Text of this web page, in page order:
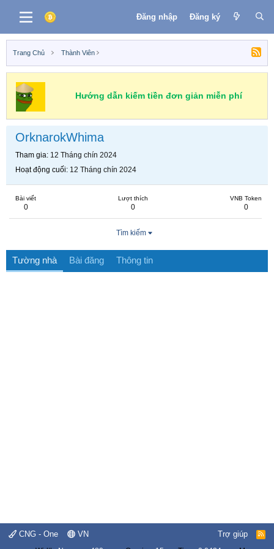
Đăng nhập Đăng ký
Trang Chủ Thành Viên
Hướng dẫn kiếm tiền đơn giản miễn phí
OrknarokWhima
Tham gia 12 Tháng chín 2024
Hoạt động cuối 12 Tháng chín 2024
Bài viết
0
Lượt thích
0
VNB Token
0
Tìm kiếm
Tường nhà Bài đăng Thông tin
CNG - One VN Trợ giúp
R